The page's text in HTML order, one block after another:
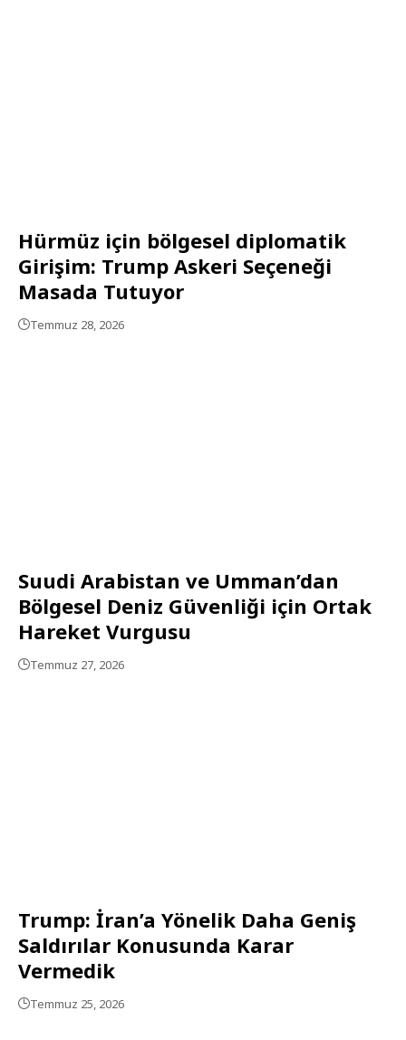
Hürmüz için bölgesel diplomatik
Girişim: Trump Askeri Seçeneği
Masada Tutuyor
Temmuz 28, 2026
Suudi Arabistan ve Umman’dan
Bölgesel Deniz Güvenliği için Ortak
Hareket Vurgusu
Temmuz 27, 2026
Trump: İran’a Yönelik Daha Geniş
Saldırılar Konusunda Karar
Vermedik
Temmuz 25, 2026